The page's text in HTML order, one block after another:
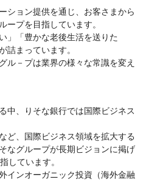
ション提供を通じ、お客さまから
ープを目指しています。
」「豊かな老後生活を送りた
詰まっています。
ル－プは業界の様々な常識を変え
中、りそな銀行では国際ビジネス
ど、国際ビジネス領域を拡大する
なグループが長期ビジョンに掲げ
しています。
インオーガニック投資（海外金融